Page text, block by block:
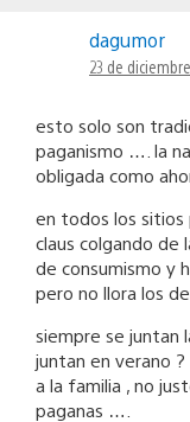
dagumor
23 de
esto solo son
paganismo …. la
obligada como
en todos los sitios
claus colgando de
de consumismo y
pero no llora los
siempre se juntan
juntan en verano
a la familia , no
paganas ….